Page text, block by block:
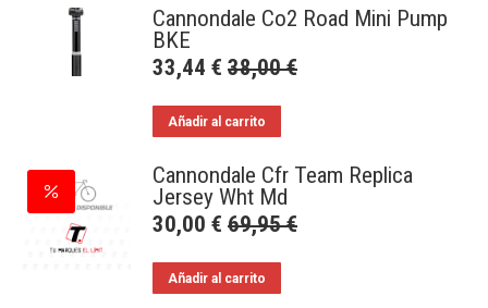
Cannondale Co2 Road Mini Pump
BKE
33,44 € 38,00€
Añadir al carrito
Cannondale Cfr Team Replica
Jersey Wht Md
30,00 € 69,95€
Añadir al carrito